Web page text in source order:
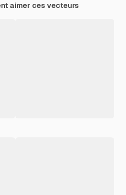
aimer ces vecteurs